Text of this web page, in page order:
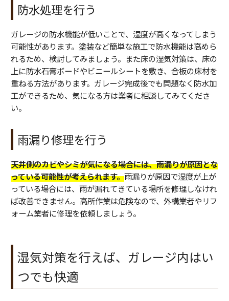
防水処理を行う
ガレージの防水機能が低いことで、湿度が高くなってしまう
可能性があります。塗装など簡単な施工で防水機能は高めら
れるため、検討してみましょう。また床の湿気対策は、床の
上に防水石膏ボードやビニールシートを敷き、合板の床材を
重ねる方法があります。ガレージ完成後でも問題なく防水加
工ができるため、気になる方は業者に相談してみてくださ
い。
雨漏り修理を行う
天井側のカビやシミが気になる場合には、雨漏りが原因とな
っている可能性が考えられます。雨漏りが原因で湿度が上が
っている場合には、雨が漏れてきている場所を修理しなけれ
ば改善できません。高所作業は危険なので、外構業者やリフ
ォーム業者に修理を依頼しましょう。
湿気対策を行えば、ガレージ内はい
つでも快適